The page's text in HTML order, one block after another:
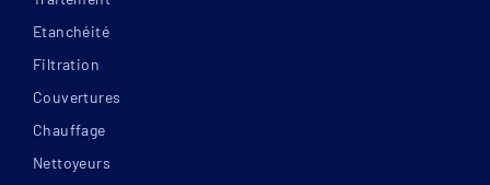
Les diamètres d'enroulement des volets
Etanchéité
Filtration
Couvertures
Chauffage
Nettoyeurs